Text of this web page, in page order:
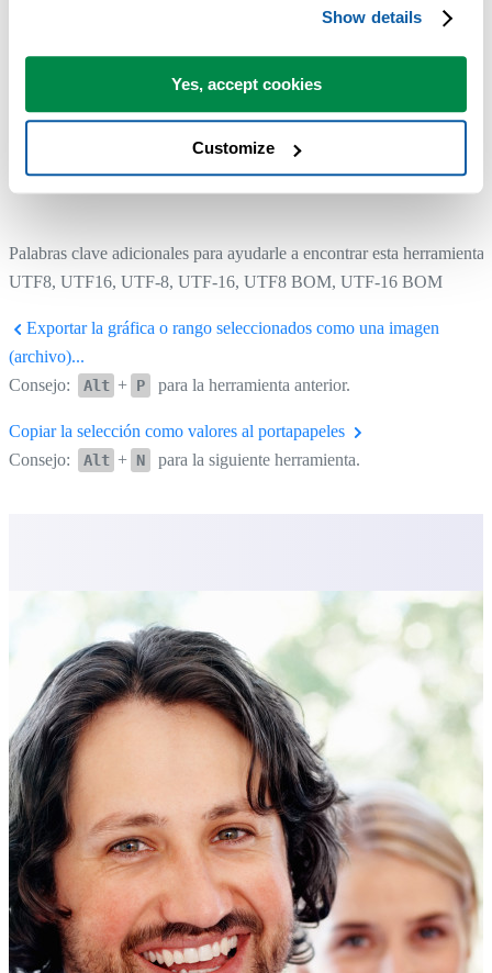
Show details
Yes, accept cookies
Customize
Palabras clave adicionales para ayudarle a encontrar esta herramienta:
UTF8, UTF16, UTF-8, UTF-16, UTF8 BOM, UTF-16 BOM
Exportar la gráfica o rango seleccionados como una imagen
(archivo)...
Consejo:
Alt + P para la herramienta anterior.
Copiar la selección como valores al portapapeles
Consejo:
Alt + N para la siguiente herramienta.